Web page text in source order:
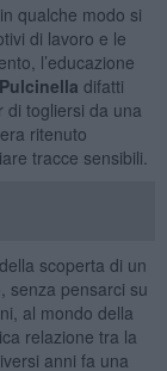
qualche modo si
di lavoro e le
l’educazione
Pulcinella difatti
di togliersi da una
ritenuto
tracce sensibili.
scoperta di un
senza pensarci su
al mondo della
relazione tra la
anni fa una